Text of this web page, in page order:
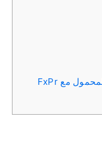
النتيجة: تداول مريح عبر الهاتف المحمول مع FxPr